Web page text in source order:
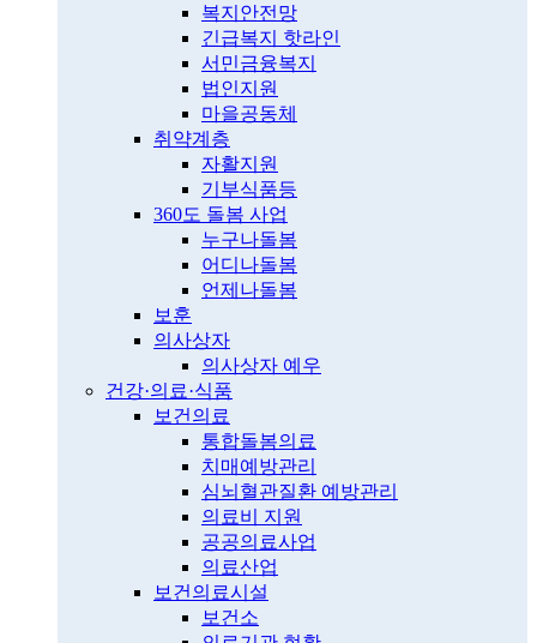
복지안전망
긴급복지 핫라인
서민금융복지
법인지원
마을공동체
취약계층
자활지원
기부식품등
360도 돌봄 사업
누구나돌봄
어디나돌봄
언제나돌봄
보훈
의사상자
의사상자 예우
건강·의료·식품
보건의료
통합돌봄의료
치매예방관리
심뇌혈관질환 예방관리
의료비 지원
공공의료사업
의료산업
보건의료시설
보건소